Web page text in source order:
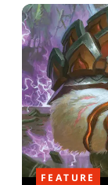
FEATURE